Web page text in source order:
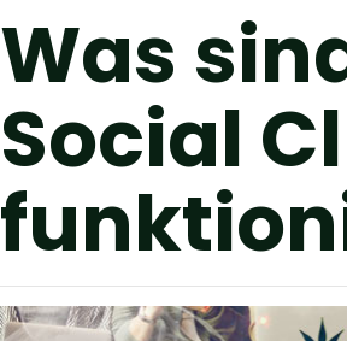
Was
Social